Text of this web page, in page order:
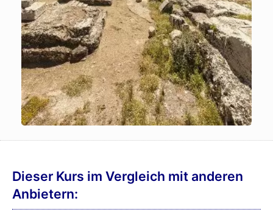
Dieser Kurs im Vergleich mit anderen
Anbietern: